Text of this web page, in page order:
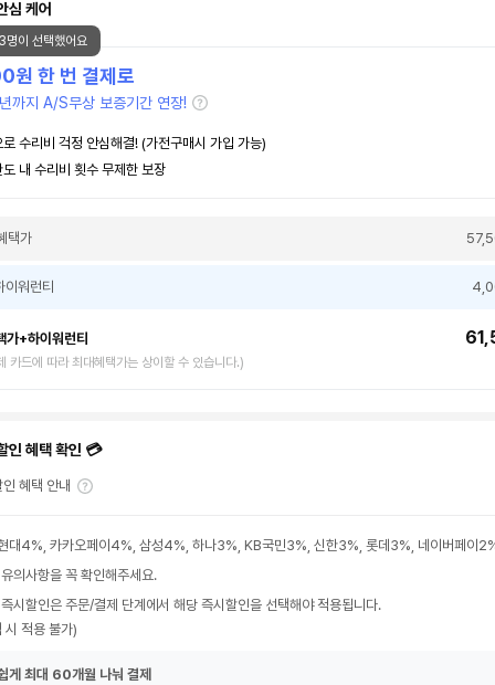
심 케어
원 한 번 결제로
까지 A/S무상 보증기간 연장!
로 수리비 걱정 안심해결! (가전구매시 가입 가능)
도 내 수리비 횟수 무제한 보장
택가
이워런티
가+하이워런티
카드에 따라 최대혜택가는 상이할 수 있습니다.)
이 선택했어요
인 혜택 확인 💳
혜택 안내
대4%, 카카오페이4%, 삼성4%, 하나3%, KB국민3%, 신한3%, 롯데3%, 네이버페이
의사항을 꼭 확인해주세요.
시할인은 주문/결제 단계에서 해당 즉시할인을 선택해야 적용됩니다.
시 적용 불가)
게 최대 60개월 나눠 결제